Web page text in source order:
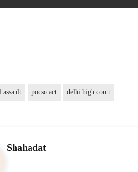
assault pocso act delhi high court
Shahadat